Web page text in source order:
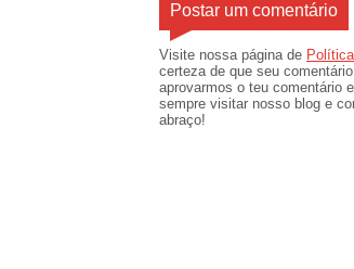
Postar um comentário
Visite nossa página de
certeza de que seu
aprovarmos o teu comentário
sempre visitar nosso blog e
abraço!